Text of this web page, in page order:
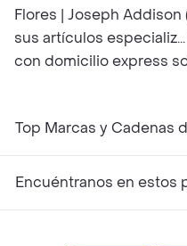
Flores | Joseph Addison
sus artículos
con domicilio express
Top Marcas y Cadenas
Encuéntranos en estos